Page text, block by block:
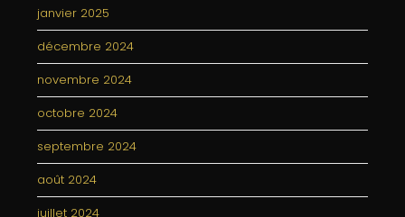
janvier 2025
décembre 2024
novembre 2024
octobre 2024
septembre 2024
août 2024
juillet 2024